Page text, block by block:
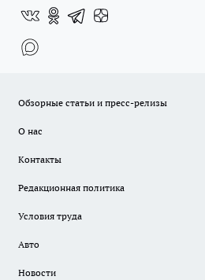
Обзорные статьи и пресс-релизы
О нас
Контакты
Редакционная политика
Условия труда
Авто
Новости